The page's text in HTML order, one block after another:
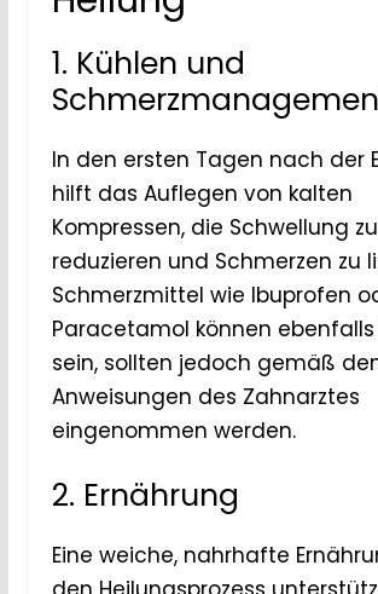
1. Kühlen und
In den ersten Tagen nach der
hilft das Auflegen von kalten
Kompressen, die Schwellung zu
reduzieren und Schmerzen zu
Schmerzmittel wie Ibuprofen
Paracetamol können
sein, sollten jedoch gemäß
Anweisungen des Zahnarztes
eingenommen werden.
2. Ernährung
Eine weiche, nahrhafte